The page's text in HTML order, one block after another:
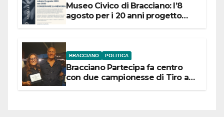
Museo Civico di Bracciano: l’8
agosto per i 20 anni progetto
BRACCIANO POLITICA
Bracciano Partecipa fa centro
con due campionesse di Tiro a